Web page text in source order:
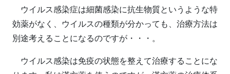
ウイルス感染症は細菌感染に抗生物質というような特
効薬がなく、ウイルスの種類が分かっても、治療方法は
別途考えることになるのですが・・・。
ウイルス感染は免疫の状態を整えて治療することにな